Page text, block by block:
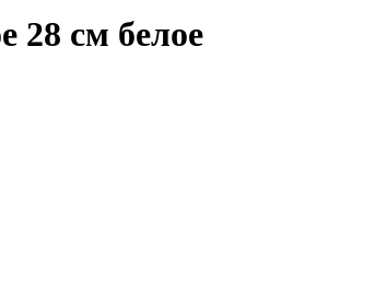
28 см белое